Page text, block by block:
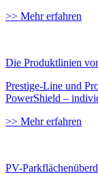
>> Mehr erfahren
Die Produktlinien
Prestige-Line und
PowerShield –
>> Mehr erfahren
PV-